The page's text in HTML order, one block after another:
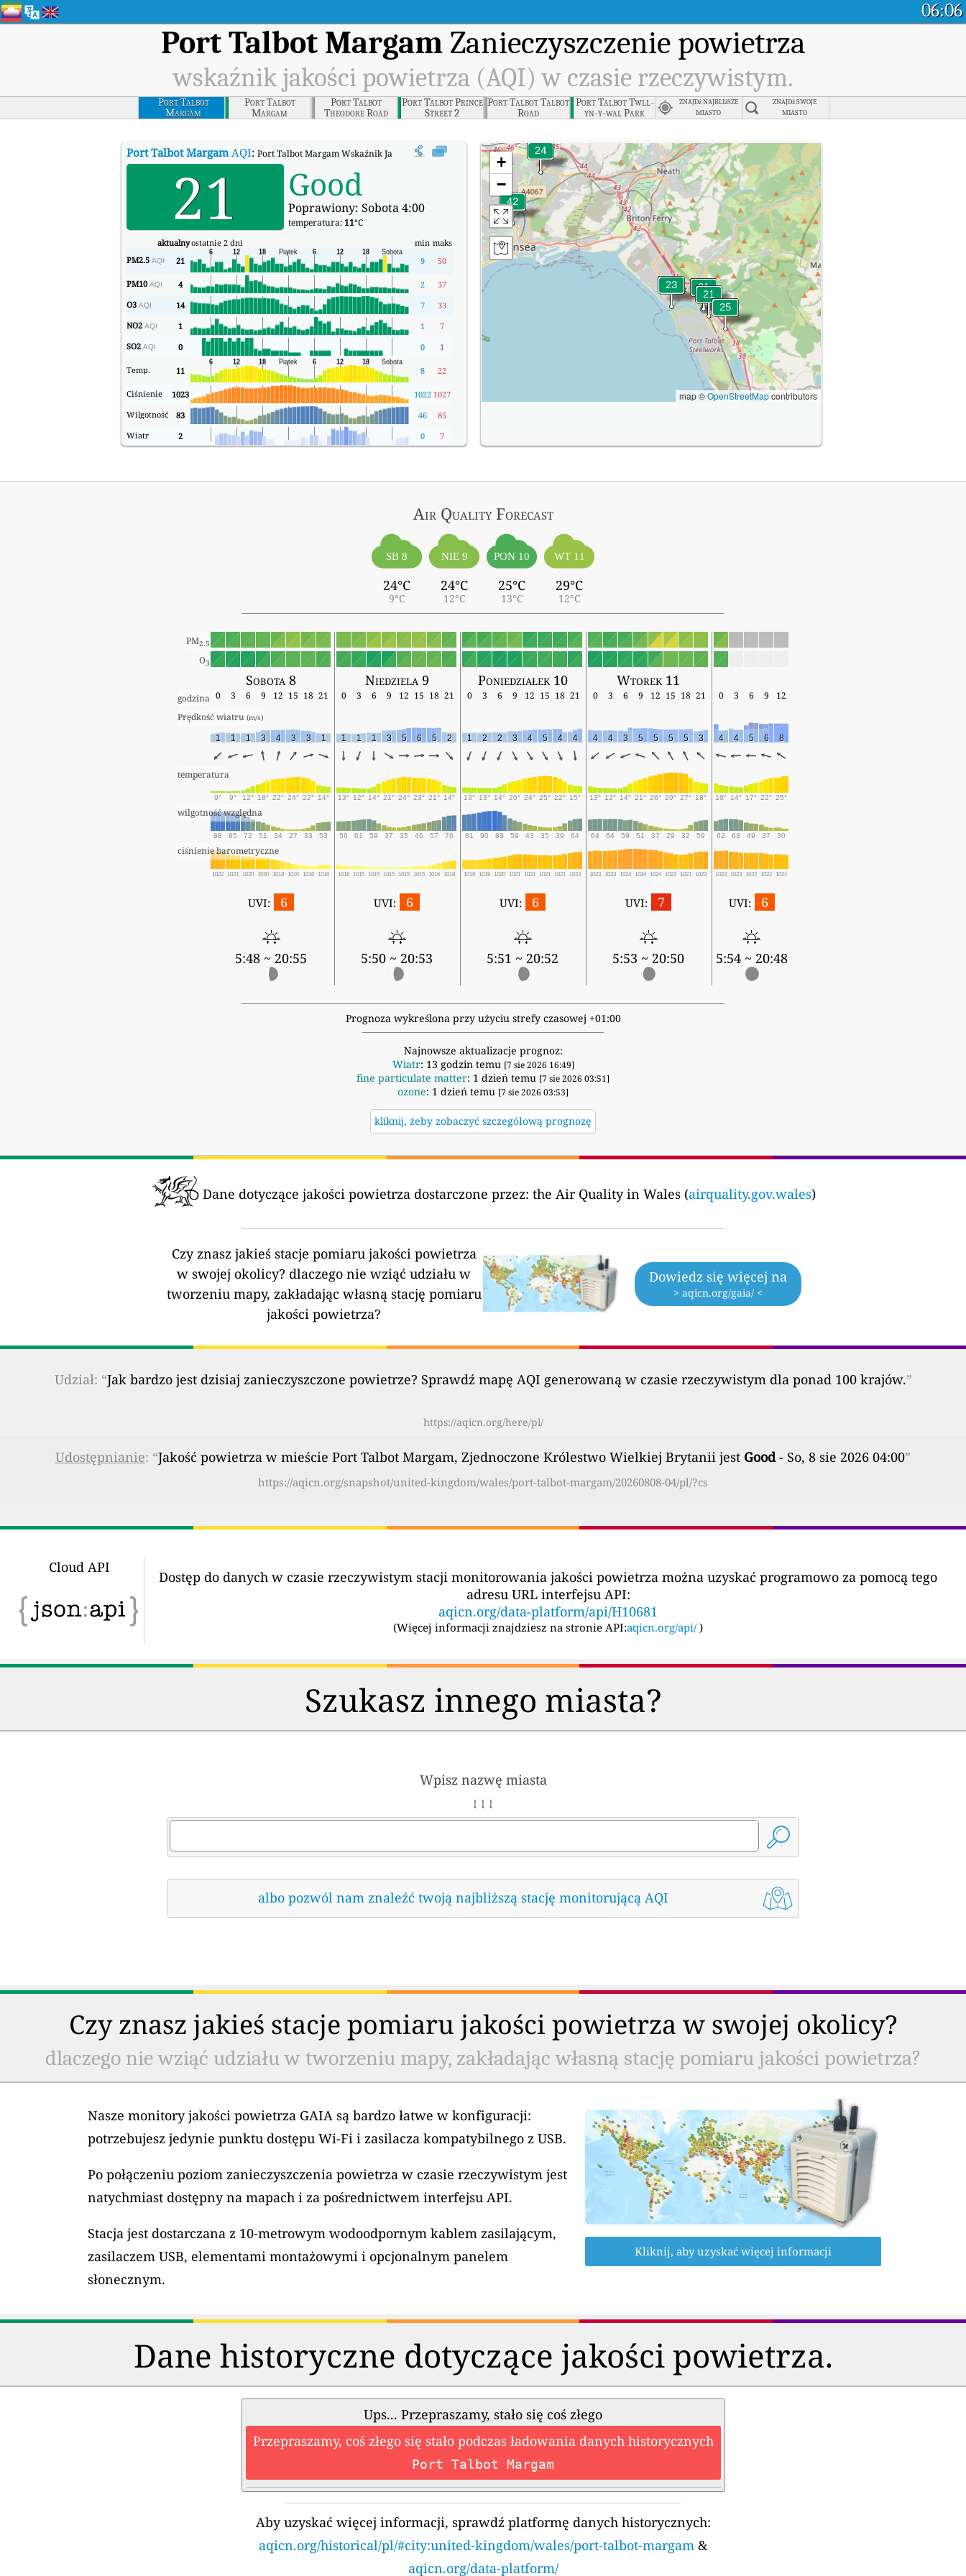
06:06
Port Talbot MargamZanieczyszczenie powietrza
wskaźnik jakości powietrza (AQI) w czasie rzeczywistym.
Port Talbot
Margam
Port Talbot
Margam
Port Talbot
Theodore Road
Port Talbot Prince
Street 2
Port Talbot Talbot
Road
Port Talbot Twll-
yn-y-wal Park
ZNAJDź NAJBLIżSZE
MIASTO
ZNAJDź SWOJE
MIASTO
Port Talbot MargamAQI: Port Talbot Margam Wskaźnik Jakości Powietrza (AQI) w czasie rzeczywistym.
21 Good
Poprawiony: Sobota 4:00
temperatura: 11°C
aktualnyostatnie 2 dni min maks
PM2.5 AQI 21 9 50
PM10 AQI 4 2
37
O3 AQI 14 7
33
NO2 AQI 1 1
7
SO2 AQI 0 0 1
Temp. 11 8 22
Ciśnienie 1023 1022 1027
Wilgotność
83 46
85
Wiatr
2 0 7
+
−
map ©OpenStreetMapcontributors
Air QualityForecast
SB 8
24°C
9°C
NIE 9
24°C
12°C
PON 10
25°C
13°C
WT 11
29°C
12°C
PM2.5
O3
Sobota 8 Niedziela 9 Poniedziałek 10 Wtorek 11
godzina 0 3 6 9 12 15 18 21 0 3 6 9 12 15 18 21 0 3 6 9 12 15 18 21 0 3 6 9 12 15 18 21 0 3 6 9
12
Prędkość wiatru (m/s)
1 1 1 3 4 3 3 1 1 1 1 3 5 6 5 2 1 2 2 3 4 5 4 4 4 4 3 5 5 5 5 3 4 4 5 6 8
temperatura
9° 9° 12° 18° 22° 24° 22° 14° 13° 12° 14° 21° 24° 23° 21° 14° 13° 13° 14° 20° 24° 25° 22° 15° 13° 12° 14° 21° 26° 29° 27° 18° 16° 14° 17° 22° 25°
wilgotność względna
88 85 72 51 34 27 33 53 56 61 59 37 35 46 57 76 81 90 89 59 43 35 39 64 64 64 59 51 37 29 32 59 62 63 49 37 30
ciśnienie barometryczne
1022 1021 1020 1020 1018 1016 1016 1016 1016 1015 1015 1015 1015 1015 1016 1018 1019 1019 1020 1021 1021 1021 1021 1023 1023 1023 1024 1024 1024 1022 1021 1023 1023 1023 1022 1022 1021
UVI: 6
5:48 ~ 20:55
UVI: 6
5:50 ~ 20:53
UVI: 6
5:51 ~ 20:52
UVI: 7
5:53 ~ 20:50
UVI: 6
5:54 ~ 20:48
Prognoza wykreślona przy użyciu strefy czasowej +01:00
Najnowsze aktualizacje prognoz:
Wiatr: 13 godzin temu [7 sie 2026 16:49]
fine particulate matter: 1 dzień temu [7 sie 2026 03:51]
ozone: 1 dzień temu [7 sie 2026 03:53]
kliknij, żeby zobaczyć szczegółową prognozę
Dane dotyczące jakości powietrza dostarczone przez: the Air Quality in Wales (airquality.gov.wales)
Czy znasz jakieś stacje pomiaru jakości powietrza
w swojej okolicy? dlaczego nie wziąć udziału w
tworzeniu mapy, zakładając własną stację pomiaru
jakości powietrza?
Dowiedz się więcej na
> aqicn.org/gaia/ <
Udział: “Jak bardzo jest dzisiaj zanieczyszczone powietrze? Sprawdź mapę AQI generowaną w czasie rzeczywistym dla ponad 100 krajów.”
https://aqicn.org/here/pl/
Udostępnianie: “Jakość powietrza w mieście Port Talbot Margam, Zjednoczone Królestwo Wielkiej Brytanii jest Good- So, 8 sie 2026 04:00”
https://aqicn.org/snapshot/united-kingdom/wales/port-talbot-margam/20260808-04/pl/?cs
Cloud API
Dostęp do danych w czasie rzeczywistym stacji monitorowania jakości powietrza można uzyskać programowo za pomocą tego
adresu URL interfejsu API:
aqicn.org/data-platform/api/H10681
(Więcej informacji znajdziesz na stronie API:aqicn.org/api/ )
Szukasz innego miasta?
Wpisz nazwę miasta
↓ ↓ ↓
albo pozwól nam znaleźć twoją najbliższą stację monitorującą AQI
Czy znasz jakieś stacje pomiaru jakości powietrza w swojej okolicy?
dlaczego nie wziąć udziału w tworzeniu mapy, zakładając własną stację pomiaru jakości powietrza?
Nasze monitory jakości powietrza GAIA są bardzo łatwe w konfiguracji:
potrzebujesz jedynie punktu dostępu Wi-Fi i zasilacza kompatybilnego z USB.
Po połączeniu poziom zanieczyszczenia powietrza w czasie rzeczywistym jest
natychmiast dostępny na mapach i za pośrednictwem interfejsu API.
Stacja jest dostarczana z 10-metrowym wodoodpornym kablem zasilającym,
zasilaczem USB, elementami montażowymi i opcjonalnym panelem
słonecznym.
Kliknij, aby uzyskać więcej informacji
Dane historyczne dotyczące jakości powietrza.
Ups... Przepraszamy, stało się coś złego
Przepraszamy, coś złego się stało podczas ładowania danych historycznych
Port Talbot Margam
Aby uzyskać więcej informacji, sprawdź platformę danych historycznych:
aqicn.org/historical/pl/#city:united-kingdom/wales/port-talbot-margam &
aqicn.org/data-platform/